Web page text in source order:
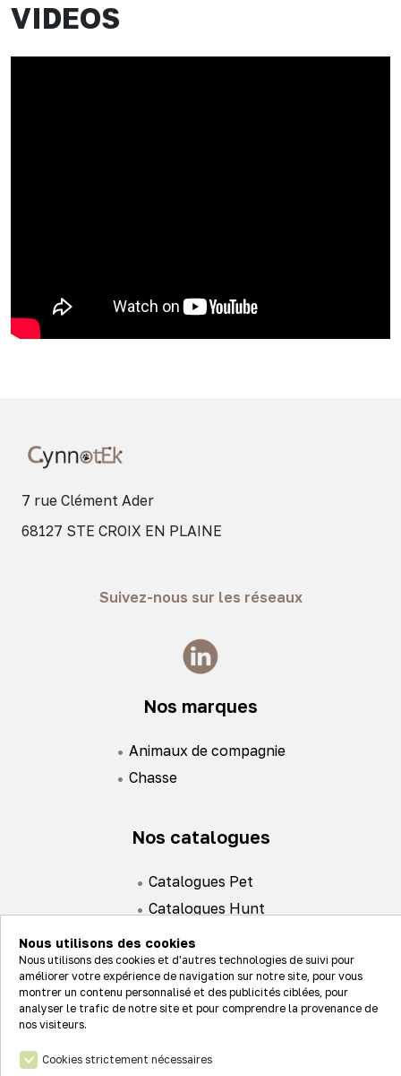
VIDEOS
7 rue Clément Ader
68127 STE CROIX EN PLAINE
Suivez-nous sur les réseaux
Nos marques
Animaux de compagnie
Chasse
Nos catalogues
Catalogues Pet
Catalogues Hunt
Actualités
Connexion
Nous utilisons des cookies
Nous utilisons des cookies et d'autres technologies de suivi pour
améliorer votre expérience de navigation sur notre site, pour vous
montrer un contenu personnalisé et des publicités ciblées, pour
analyser le trafic de notre site et pour comprendre la provenance de
nos visiteurs.
Cookies strictement nécessaires